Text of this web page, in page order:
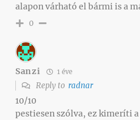
alapon várható el bármi is a
0
Sanzi 1 éve
Reply to radnar
10/10
pestiesen szólva, ez kimeríti